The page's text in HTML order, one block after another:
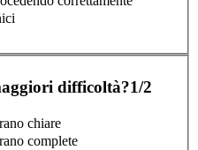
difficoltà?1/2
chiare
complete